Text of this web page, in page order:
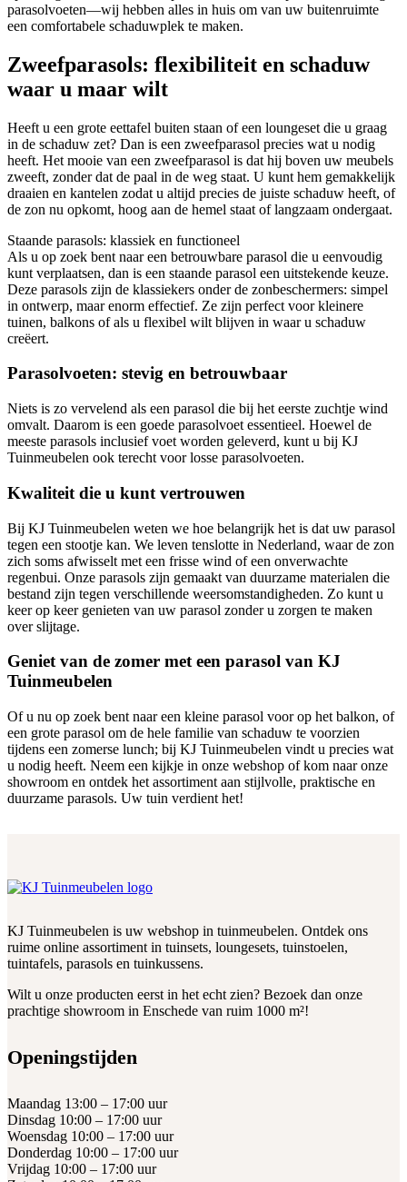
parasolvoeten—wij hebben alles in huis om van uw buitenruimte
een comfortabele schaduwplek te maken.
Zweefparasols: flexibiliteit en schaduw
waar u maar wilt
Heeft u een grote eettafel buiten staan of een loungeset die u graag
in de schaduw zet? Dan is een zweefparasol precies wat u nodig
heeft. Het mooie van een zweefparasol is dat hij boven uw meubels
zweeft, zonder dat de paal in de weg staat. U kunt hem gemakkelijk
draaien en kantelen zodat u altijd precies de juiste schaduw heeft, of
de zon nu opkomt, hoog aan de hemel staat of langzaam ondergaat.
Staande parasols: klassiek en functioneel
Als u op zoek bent naar een betrouwbare parasol die u eenvoudig
kunt verplaatsen, dan is een staande parasol een uitstekende keuze.
Deze parasols zijn de klassiekers onder de zonbeschermers: simpel
in ontwerp, maar enorm effectief. Ze zijn perfect voor kleinere
tuinen, balkons of als u flexibel wilt blijven in waar u schaduw
creëert.
Parasolvoeten: stevig en betrouwbaar
Niets is zo vervelend als een parasol die bij het eerste zuchtje wind
omvalt. Daarom is een goede parasolvoet essentieel. Hoewel de
meeste parasols inclusief voet worden geleverd, kunt u bij KJ
Tuinmeubelen ook terecht voor losse parasolvoeten.
Kwaliteit die u kunt vertrouwen
Bij KJ Tuinmeubelen weten we hoe belangrijk het is dat uw parasol
tegen een stootje kan. We leven tenslotte in Nederland, waar de zon
zich soms afwisselt met een frisse wind of een onverwachte
regenbui. Onze parasols zijn gemaakt van duurzame materialen die
bestand zijn tegen verschillende weersomstandigheden. Zo kunt u
keer op keer genieten van uw parasol zonder u zorgen te maken
over slijtage.
Geniet van de zomer met een parasol van KJ
Tuinmeubelen
Of u nu op zoek bent naar een kleine parasol voor op het balkon, of
een grote parasol om de hele familie van schaduw te voorzien
tijdens een zomerse lunch; bij KJ Tuinmeubelen vindt u precies wat
u nodig heeft. Neem een kijkje in onze webshop of kom naar onze
showroom en ontdek het assortiment aan stijlvolle, praktische en
duurzame parasols. Uw tuin verdient het!
KJ Tuinmeubelen is uw webshop in tuinmeubelen. Ontdek ons
ruime online assortiment in tuinsets, loungesets, tuinstoelen,
tuintafels, parasols en tuinkussens.
Wilt u onze producten eerst in het echt zien? Bezoek dan onze
prachtige showroom in Enschede van ruim 1000 m²!
Openingstijden
Maandag 13:00 – 17:00 uur
Dinsdag 10:00 – 17:00 uur
Woensdag 10:00 – 17:00 uur
Donderdag 10:00 – 17:00 uur
Vrijdag 10:00 – 17:00 uur